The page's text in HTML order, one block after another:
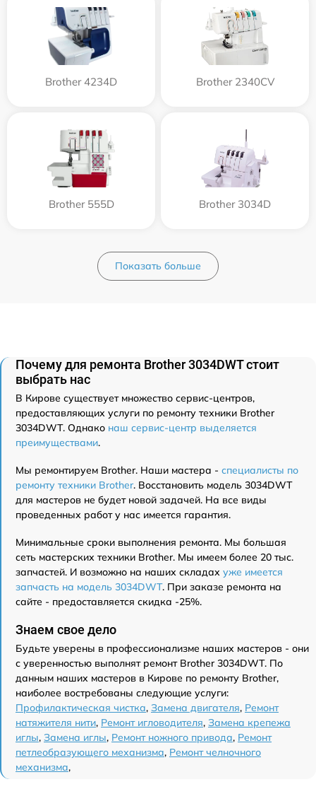
Brother 4234D Brother 2340CV
Brother 555D Brother 3034D
Показать больше
Почему для ремонта Brother 3034DWT стоит
выбрать нас
В Кирове существует множество сервис-центров,
предоставляющих услуги по ремонту техники Brother
3034DWT. Однако наш сервис-центр выделяется
преимуществами.
Мы ремонтируем Brother. Наши мастера - специалисты по
ремонту техники Brother. Восстановить модель 3034DWT
для мастеров не будет новой задачей. На все виды
проведенных работ у нас имеется гарантия.
Минимальные сроки выполнения ремонта. Мы большая
сеть мастерских техники Brother. Мы имеем более 20 тыс.
запчастей. И возможно на наших складах уже имеется
запчасть на модель 3034DWT. При заказе ремонта на
сайте - предоставляется скидка -25%.
Знаем свое дело
Будьте уверены в профессионализме наших мастеров - они
с уверенностью выполнят ремонт Brother 3034DWT. По
данным наших мастеров в Кирове по ремонту Brother,
наиболее востребованы следующие услуги:
Профилактическая чистка, Замена двигателя, Ремонт
натяжителя нити, Ремонт игловодителя, Замена крепежа
иглы, Замена иглы, Ремонт ножного привода, Ремонт
петлеобразующего механизма, Ремонт челночного
механизма,